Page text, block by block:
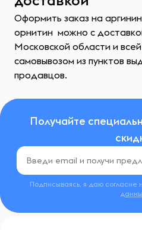
Оформить заказ на
орнитин можно с
Московской области и
самовывозом из пунктов
продавцов.
Получайте
Подписываясь, я даю согласие